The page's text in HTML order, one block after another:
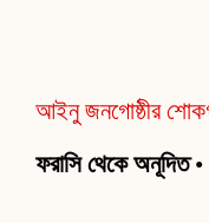
আইনু জনগোষ্ঠীর
ফরাসি থেকে অনূদিত•